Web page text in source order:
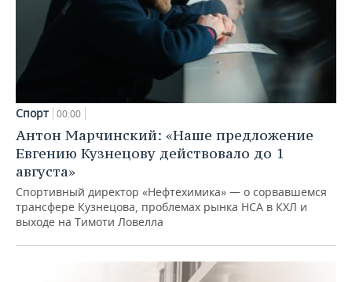
Спорт 00:00
Антон Марчинский: «Наше предложение
Евгению Кузнецову действовало до 1
августа»
Спортивный директор «Нефтехимика» — о сорвавшемся
трансфере Кузнецова, проблемах рынка НСА в КХЛ и
выходе на Тимоти Ловелла